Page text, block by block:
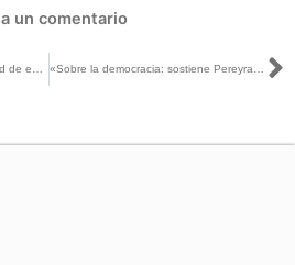
un comentario